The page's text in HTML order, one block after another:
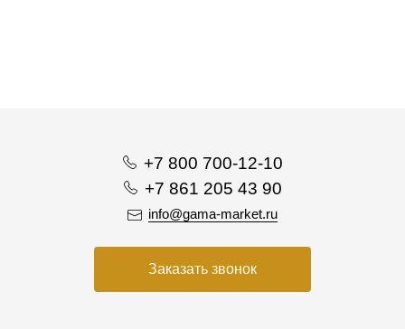
+7 800 700-12-10
+7 861 205 43 90
info@gama-market.ru
Заказать звонок